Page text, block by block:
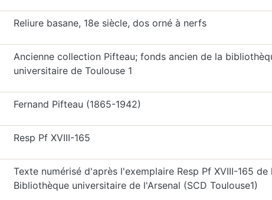
Reliure basane, 18e siècle, dos orné à nerfs
Ancienne collection Pifteau; fonds ancien de la
universitaire de Toulouse 1
Fernand Pifteau (1865-1942)
Resp Pf XVIII-165
Texte numérisé d'après l'exemplaire Resp Pf XVIII-165 de
Bibliothèque universitaire de l'Arsenal (SCD Toulouse1)